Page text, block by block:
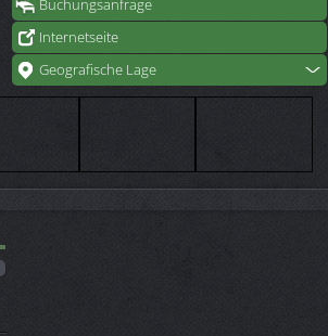
Buchungsanfrage
Internetseite
Geografische Lage